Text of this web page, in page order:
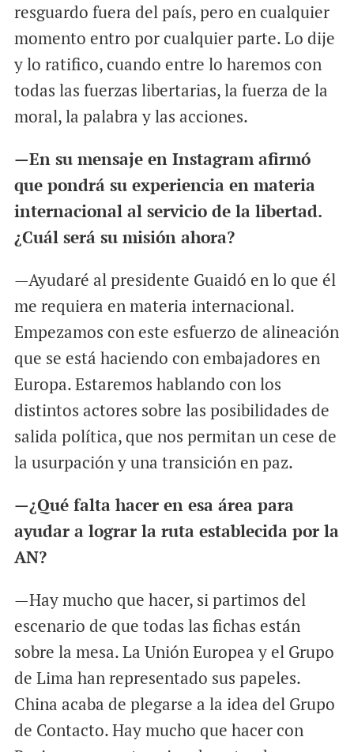
resguardo fuera del país, pero en cualquier
momento entro por cualquier parte. Lo dije
y lo ratifico, cuando entre lo haremos con
todas las fuerzas libertarias, la fuerza de la
moral, la palabra y las acciones.
—En su mensaje en Instagram afirmó
que pondrá su experiencia en materia
internacional al servicio de la libertad.
¿Cuál será su misión ahora?
—Ayudaré al presidente Guaidó en lo que él
me requiera en materia internacional.
Empezamos con este esfuerzo de alineación
que se está haciendo con embajadores en
Europa. Estaremos hablando con los
distintos actores sobre las posibilidades de
salida política, que nos permitan un cese de
la usurpación y una transición en paz.
—¿Qué falta hacer en esa área para
ayudar a lograr la ruta establecida por la
AN?
—Hay mucho que hacer, si partimos del
escenario de que todas las fichas están
sobre la mesa. La Unión Europea y el Grupo
de Lima han representado sus papeles.
China acaba de plegarse a la idea del Grupo
de Contacto. Hay mucho que hacer con